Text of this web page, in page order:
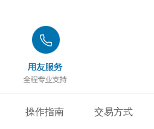
操作指南 交易方式